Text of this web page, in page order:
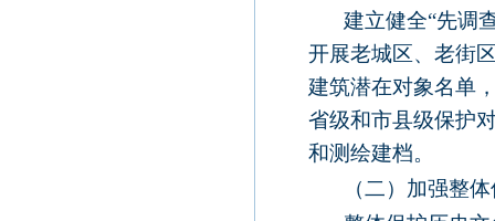
建立健全“先调
开展老城区、老街
建筑潜在对象名单
省级和市县级保护
和测绘建档。
（二）加强整